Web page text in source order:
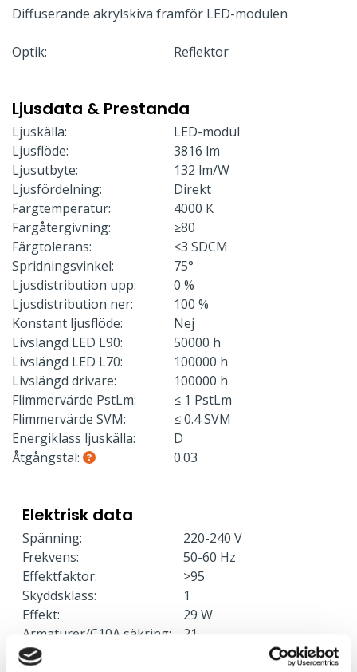
Diffuserande akrylskiva framför LED-modulen
Optik: Reflektor
Ljusdata & Prestanda
Ljuskälla:
LED-modul
Ljusflöde:
3816 lm
Ljusutbyte:
132 lm/W
Ljusfördelning:
Direkt
Färgtemperatur:
4000 K
Färgåtergivning:
≥80
Färgtolerans:
≤3 SDCM
Spridningsvinkel:
75°
Ljusdistribution upp:
0 %
Ljusdistribution ner:
100 %
Konstant ljusflöde:
Nej
Livslängd LED L90:
50000 h
Livslängd LED L70:
100000 h
Livslängd drivare:
100000 h
Flimmervärde PstLm:
≤ 1 PstLm
Flimmervärde SVM:
≤ 0.4 SVM
Energiklass ljuskälla:
D
Åtgångstal:
0.03
Elektrisk data
Spänning:
220-240 V
Frekvens:
50-60 Hz
Effektfaktor:
>95
Skyddsklass:
1
Effekt:
29 W
Armaturer/C10A säkring:
21
Armaturer/C16A säkring: